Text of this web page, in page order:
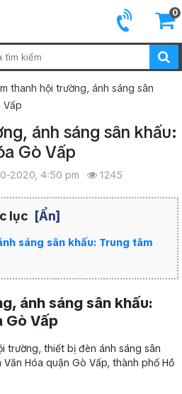
0
thanh hội trường, ánh sáng sân
Vấp
ánh sáng sân khấu:
Gò Vấp
2020, 4:50 pm 1245
lục [Ẩn]
sáng sân khấu: Trung tâm
ánh sáng sân khấu:
Gò Vấp
trường, thiết bị đèn ánh sáng sân
Hóa quận Gò Vấp, thành phố Hồ